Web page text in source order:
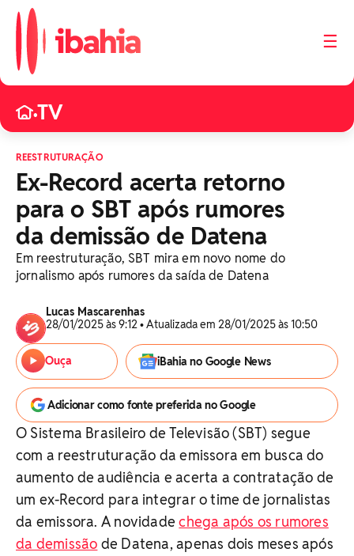
☰
•TV
REESTRUTURAÇÃO
Ex-Record acerta retorno
para o SBT após rumores
da demissão de Datena
Em reestruturação, SBT mira em novo nome do
jornalismo após rumores da saída de Datena
Lucas Mascarenhas
28/01/2025 às 9:12 • Atualizada em 28/01/2025 às 10:50
Ouça iBahia no Google News
Adicionar como fonte preferida no Google
O Sistema Brasileiro de Televisão (SBT) segue
com a reestruturação da emissora em busca do
aumento de audiência e acerta a contratação de
um ex-Record para integrar o time de jornalistas
da emissora. A novidadechega após os rumores
da demissão de Datena, apenas dois meses após